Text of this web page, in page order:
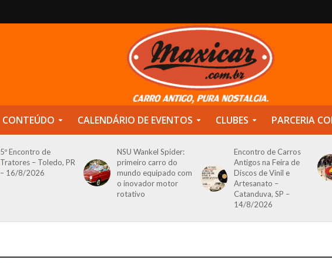
CONTEÚDO CALENDÁRIO DE EVENTOS CLUBES PARCERIA
5º Encontro de
Tratores – Toledo, PR
– 16/8/2026
NSU Wankel Spider:
primeiro carro do
mundo equipado com
o inovador motor
rotativo
Encontro de Carros
Antigos na Feira de
Discos de Vinil e
Artesanato –
Catanduva, SP –
14/8/2026